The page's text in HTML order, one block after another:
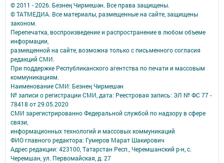
© 2011 - 2026. Безнең Чирмешән. Все права защищены.
© ТАТМЕДИА. Все материалы, размещенные на сайте, защищены
законом.
Перепечатка, воспроизведение и распространение в любом объеме
информации,
размещенной на сайте, возможна только с письменного согласия
редакций СМИ.
При поддержке Республиканского агентства по печати и массовым
коммуникациям.
Наименование СМИ: Безнең Чирмешән
№ записи о регистрации СМИ, дата: Реестровая запись: ЭЛ № ФС 77 -
78418 от 29.05.2020
СМИ зарегистрированно Федеральной службой по надзору в сфере
связи,
информационных технологий и массовых коммуникаций
ФИО главного редактора: Гумеров Марат Шакирович
Адрес редакции: 423100, Татарстан Респ., Черемшанский р-н, с.
Черемшан, ул. Первомайская, д. 27